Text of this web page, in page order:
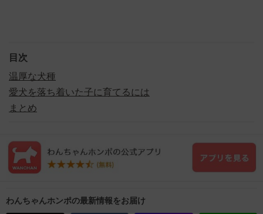
目次
️温厚な犬種
️愛犬を落ち着いた子に育てるには
️まとめ
わんちゃんホンポの最新情報をお届け